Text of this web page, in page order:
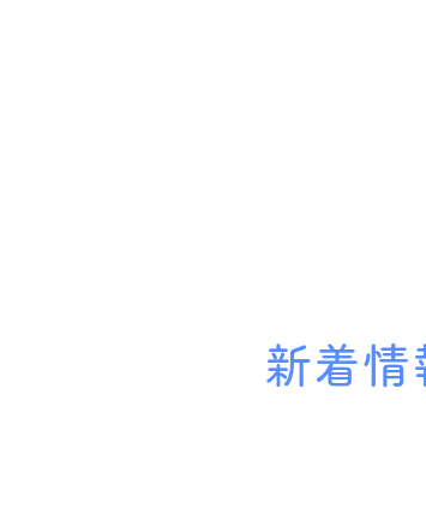
新着情